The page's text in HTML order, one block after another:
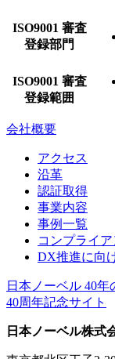
ISO9001 審査
登録部門
ISO9001 審査
登録範囲
会社概要
アクセス
沿革
認証取得
事業内容
事例一覧
コンプライア
DX推進に向
日本ノーベル 40年
40周年記念サイト
日本ノーベル株式